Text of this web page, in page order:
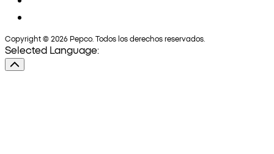
Copyright © 2026 Pepco. Todos los derechos reservados.
Selected Language: